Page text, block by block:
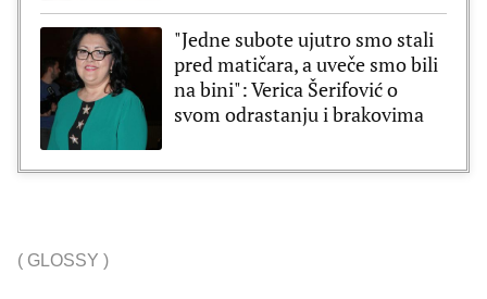
"Jedne subote ujutro smo stali
pred matičara, a uveče smo bili
na bini": Verica Šerifović o
svom odrastanju i brakovima
( GLOSSY )